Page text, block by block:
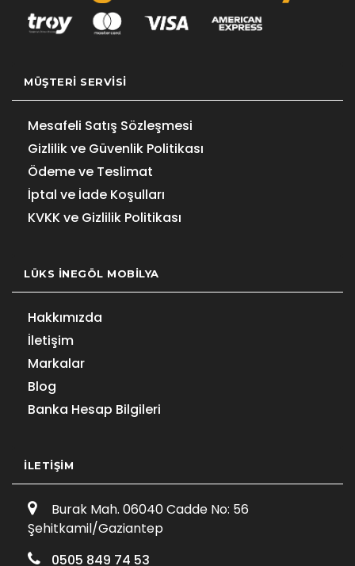
MÜŞTERI SERVISI
Mesafeli Satış Sözleşmesi
Gizlilik ve Güvenlik Politikası
Ödeme ve Teslimat
İptal ve İade Koşulları
KVKK ve Gizlilik Politikası
LÜKS İNEGÖL MOBILYA
Hakkımızda
İletişim
Markalar
Blog
Banka Hesap Bilgileri
İLETIŞIM
Burak Mah. 06040 Cadde No: 56
Şehitkamil/Gaziantep
0505 849 74 53